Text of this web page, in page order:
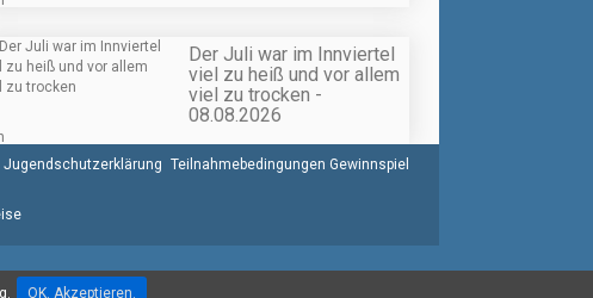
Der Juli war im Innviertel
viel zu heiß und vor allem
viel zu trocken -
08.08.2026
OK. Akzeptieren.
Jugendschutzerklärung Teilnahmebedingungen Gewinnspiel